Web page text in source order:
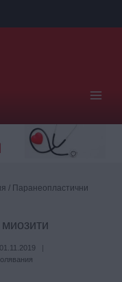
/ Паранеопластични
01.11.2019